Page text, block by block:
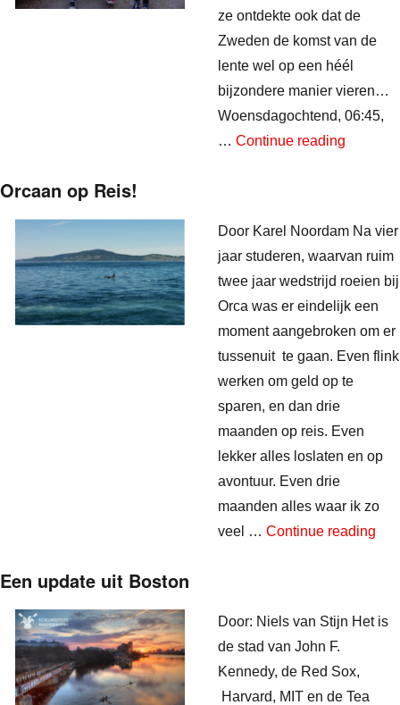
ze ontdekte ook dat de
Zweden de komst van de
lente wel op een héél
bijzondere manier vieren…
Woensdagochtend, 06:45,
… Continue reading
Orcaan op Reis!
Door Karel Noordam Na vier
jaar studeren, waarvan ruim
twee jaar wedstrijd roeien bij
Orca was er eindelijk een
moment aangebroken om er
tussenuit te gaan. Even flink
werken om geld op te
sparen, en dan drie
maanden op reis. Even
lekker alles loslaten en op
avontuur. Even drie
maanden alles waar ik zo
veel … Continue reading
Een update uit Boston
Door: Niels van Stijn Het is
de stad van John F.
Kennedy, de Red Sox,
Harvard, MIT en de Tea